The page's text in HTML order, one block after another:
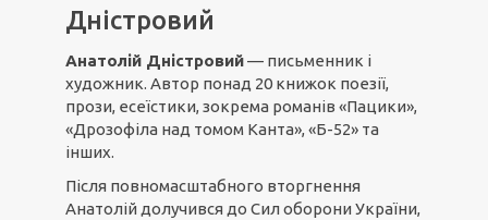
Дністровий
Анатолій Дністровий— письменник і
художник. Автор понад 20 книжок поезії,
прози, есеїстики, зокрема романів «Пацики»,
«Дрозофіла над томом Канта», «Б-52» та
інших.
Після повномасштабного вторгнення
Анатолій долучився до Сил оборони України,